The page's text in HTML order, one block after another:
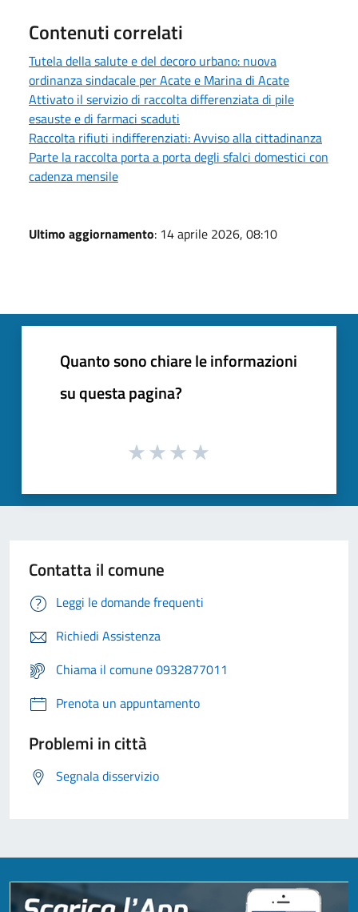
Contenuti correlati
Tutela della salute e del decoro urbano: nuova
ordinanza sindacale per Acate e Marina di Acate
Attivato il servizio di raccolta differenziata di pile
esauste e di farmaci scaduti
Raccolta rifiuti indifferenziati: Avviso alla cittadinanza
Parte la raccolta porta a porta degli sfalci domestici con
cadenza mensile
Ultimo aggiornamento: 14 aprile 2026, 08:10
Quanto sono chiare le informazioni
su questa pagina?
Contatta il comune
Leggi le domande frequenti
Richiedi Assistenza
Chiama il comune 0932877011
Prenota un appuntamento
Problemi in città
Segnala disservizio